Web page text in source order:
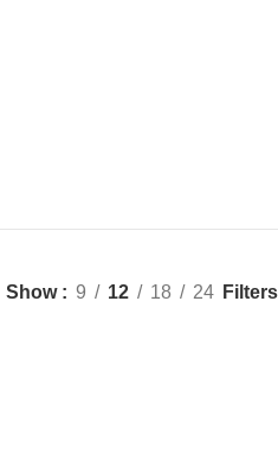
Show 9 12 18 24 Filters